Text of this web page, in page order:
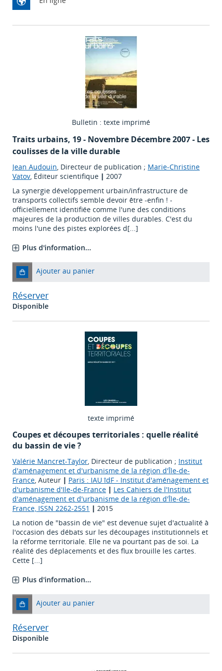
Bulletin : texte imprimé
Traits urbains, 19 - Novembre Décembre 2007 - Les
coulisses de la ville durable
Jean Audouin, Directeur de publication ; Marie-Christine
Vatov, Éditeur scientifique | 2007
La synergie développement urbain/infrastructure de
transports collectifs semble devoir être -enfin ! -
officiellement identifiée comme l'une des conditions
majeures de la production de villes durables. C'est du
moins l'une des pistes explorées d[...]
Plus d'information...
Ajouter au panier
Réserver
Disponible
texte imprimé
Coupes et découpes territoriales : quelle réalité
du bassin de vie ?
Valérie Mancret-Taylor, Directeur de publication ; Institut
d'aménagement et d'urbanisme de la région d'Île-de-
France, Auteur | Paris : IAU îdF - Institut d'aménagement et
d'urbanisme d'Ile-de-France | Les Cahiers de l'Institut
d'aménagement et d'urbanisme de la région d'Île-de-
France, ISSN 2262-2551 | 2015
La notion de "bassin de vie" est devenue sujet d'actualité à
l'occasion des débats sur les découpages institutionnels et
la réforme territoriale. Elle ne va pourtant pas de soi. La
réalité des déplacements et des flux brouille les cartes.
Cette [...]
Plus d'information...
Ajouter au panier
Réserver
Disponible